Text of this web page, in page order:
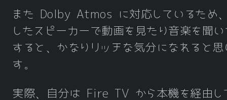
また Dolby Atmos に対応しているため
したスピーカーで動画を見たり音楽を聞い
すると、かなりリッチな気分になれると思
す。
実際、自分は Fire TV から本機を経由し